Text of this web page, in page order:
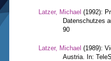
Latzer, Michael (1992):
Datenschutzes
90
Latzer, Michael (1989):
Austria. In: